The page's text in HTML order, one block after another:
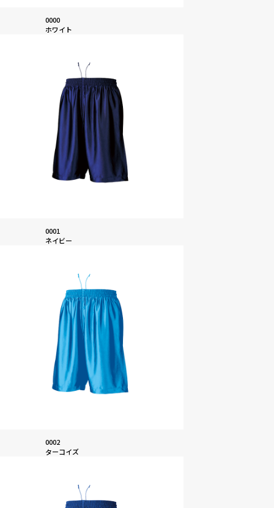
0000
ホワイト
0001
ネイビー
0002
ターコイズ